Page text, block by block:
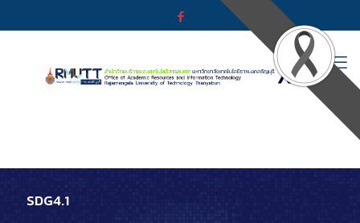
SDG4.1